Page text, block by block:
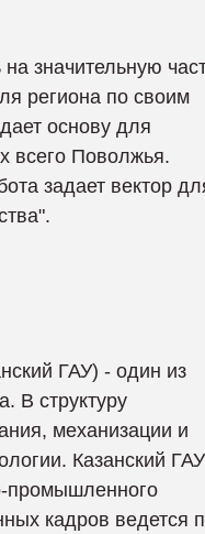
значительную
региона по своим
основу для
всего Поволжья.
задает вектор
ГАУ) - один из
В структуру
механизации и
Казанский ГАУ
промышленного
кадров ведется